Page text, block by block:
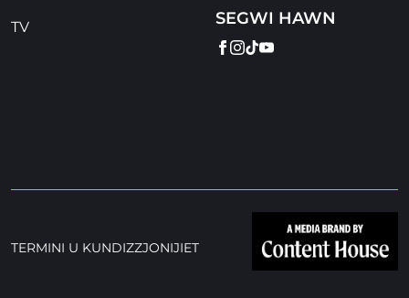
TV SEGWI HAWN
FACEBOOK
INSTAGRAM
TIKTOK
YOUTUBE
TERMINI U KUNDIZZJONIJIET